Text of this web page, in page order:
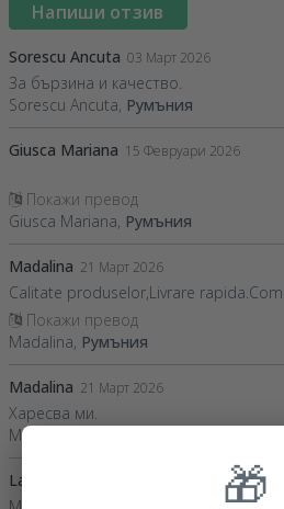
Напиши отзив
Sorescu Ancuta 03 Март 2026
За бързина и качество.
Sorescu Ancuta, Румъния
Giusca Mariana 15 Февруари 2026
Покажи превод
Giusca Mariana, Румъния
Madalina 21 Март 2026
Calitate produselor,Livrare
Покажи превод
Madalina, Румъния
Madalina 21 Март 2026
Харесва ми.
Madalina,
Laura 🎁